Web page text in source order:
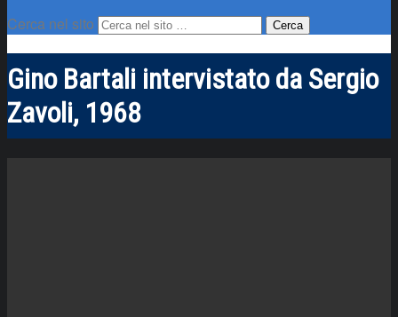
Cerca nel sito
Gino Bartali intervistato da Sergio
Zavoli, 1968